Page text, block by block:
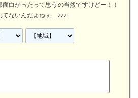
白かったって思うの当然ですけどー！！
てないんだよねぇ…zzz